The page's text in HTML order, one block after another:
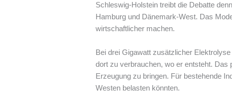
Schleswig-Holstein treibt die Debatte
Hamburg und Dänemark-West. Das
wirtschaftlicher machen.
Bei drei Gigawatt zusätzlicher
dort zu verbrauchen, wo er entsteht. Das
Erzeugung zu bringen. Für bestehende
Westen belasten könnten.